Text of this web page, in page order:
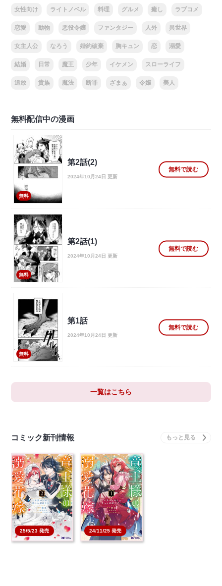
女性向け ライトノベル 料理 グルメ 癒し ラブコメ
恋愛 動物 悪役令嬢 ファンタジー 人外 異世界
女主人公 なろう 婚約破棄 胸キュン 恋 溺愛
結婚 日常 魔王 少年 イケメン スローライフ
追放 貴族 魔法 断罪 ざまぁ 令嬢 美人
無料配信中の漫画
無料
第2話(2)
2024年10月24日 更新
無料で読む
無料
第2話(1)
2024年10月24日 更新
無料で読む
無料
第1話
2024年10月24日 更新
無料で読む
一覧はこちら
コミック新刊情報
25/5/23 発売 24/11/25 発売